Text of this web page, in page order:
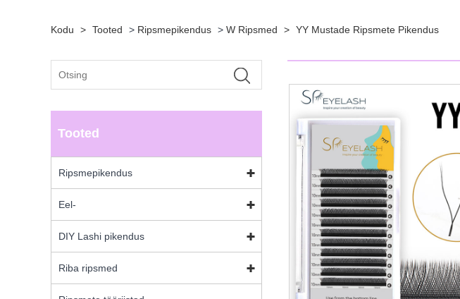
Kodu > Tooted > Ripsmepikendus > W Ripsmed > YY Mustade Ripsmete Pikendus
Tooted
Ripsmepikendus
Eel-
DIY Lashi pikendus
Riba ripsmed